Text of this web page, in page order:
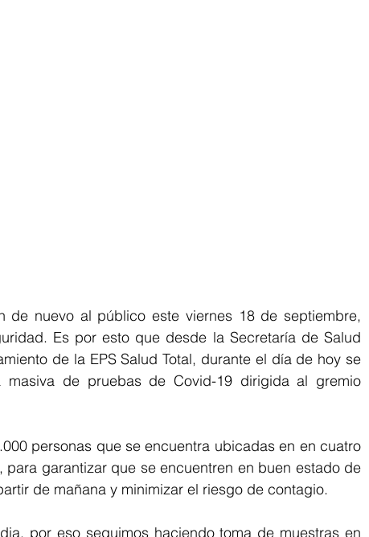
de nuevo al público este viernes 18 de septiembre,
Es por esto que desde la Secretaría de Salud
de la EPS Salud Total, durante el día de hoy se
de pruebas de Covid-19 dirigida al gremio
personas que se encuentra ubicadas en en cuatro
garantizar que se encuentren en buen estado de
de mañana y minimizar el riesgo de contagio.
por eso seguimos haciendo toma de muestras en